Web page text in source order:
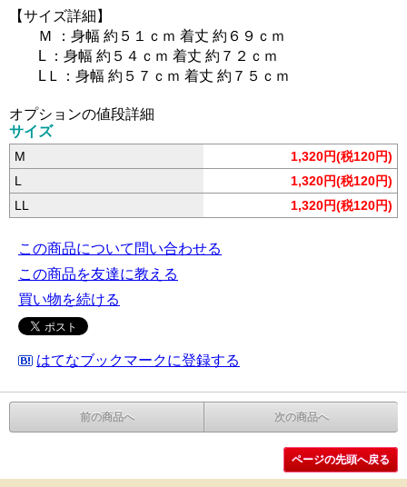
【サイズ詳細】
Ｍ ：身幅 約５１ｃｍ 着丈 約６９ｃｍ
L ：身幅 約５４ｃｍ 着丈 約７２ｃｍ
LＬ：身幅 約５７ｃｍ 着丈 約７５ｃｍ
オプションの値段詳細
サイズ
M
1,320円(税120円)
L
1,320円(税120円)
LL
1,320円(税120円)
この商品について問い合わせる
この商品を友達に教える
買い物を続ける
はてなブックマークに登録する
前の商品へ 次の商品へ
ページの先頭へ戻る